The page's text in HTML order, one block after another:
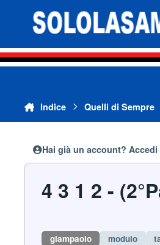
Indice Quelli di Sempre
Hai già un account? Accedi
4 3 1 2 -
giampaolo modulo